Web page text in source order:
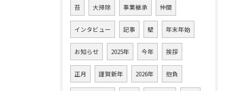
苔 大掃除 事業継承 仲間
インタビュー 記事 壁 年末年始
お知らせ 2025年 今年 挨拶
正月 謹賀新年 2026年 抱負